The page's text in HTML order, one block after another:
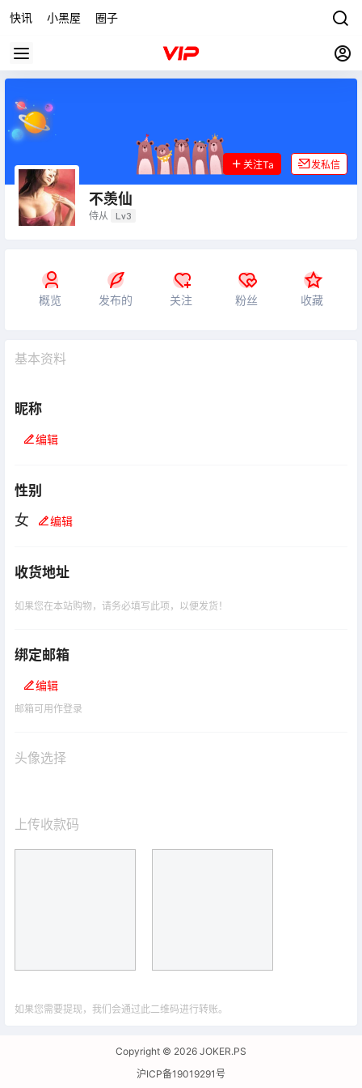
快讯 小黑屋 圈子
不羡仙
侍从 Lv3
关注Ta 发私信
概览 发布的 关注 粉丝 收藏
基本资料
昵称
编辑
性别
女 编辑
收货地址
如果您在本站购物，请务必填写此项，以便发货！
绑定邮箱
编辑
邮箱可用作登录
头像选择
上传收款码
如果您需要提现，我们会通过此二维码进行转账。
Copyright © 2026 JOKER.PS
沪ICP备19019291号